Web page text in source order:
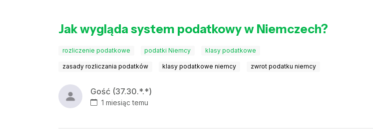
Jak wygląda system podatkowy w Niemczech?
rozliczenie podatkowe podatki Niemcy klasy podatkowe
zasady rozliczania podatków klasy podatkowe niemcy zwrot podatku niemcy
Gość (37.30.*.*)
1 miesiąc temu